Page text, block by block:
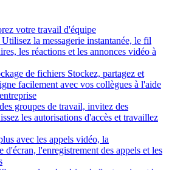
votre travail d'équipe
Utilisez la messagerie instantanée, le fil
les réactions et les annonces vidéo à
de fichiers Stockez, partagez et
facilement avec vos collègues à l'aide
groupes de travail, invitez des
les autorisations d'accès et travaillez
avec les appels vidéo, la
d'écran, l'enregistrement des appels et les